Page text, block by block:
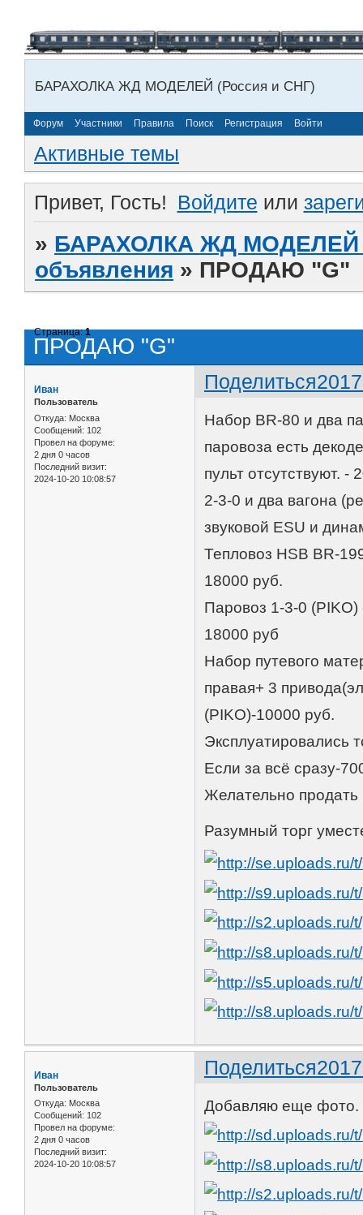
БАРАХОЛКА ЖД МОДЕЛЕЙ (Россия и СНГ)
Форум Участники Правила Поиск Регистрация Войти
Активные темы
Привет, Гость! Войдите или
» БАРАХОЛКА ЖД МОДЕЛЕЙ
объявления » ПРОДАЮ "G"
ПРОДАЮ "G"
Страница:1
Поделиться
Иван
Пользователь
Откуда: Москва
Сообщений: 102
Провел на форуме:
2 дня 0 часов
Последний визит:
2024-10-20 10:08:57
Набор BR-80 и два
паровоза есть
пульт отсутствуют. -
2-3-0 и два вагона
звуковой ESU и
Тепловоз HSB BR-
18000 руб.
Паровоз 1-3-0 (PIKO)
18000 руб
Набор путевого
правая+ 3
(PIKO)-10000 руб.
Эксплуатировались
Если за всё сразу-
Желательно продать
Разумный торг
Поделиться
Иван
Пользователь
Откуда: Москва
Сообщений: 102
Провел на форуме:
2 дня 0 часов
Последний визит:
2024-10-20 10:08:57
Добавляю еще фото.